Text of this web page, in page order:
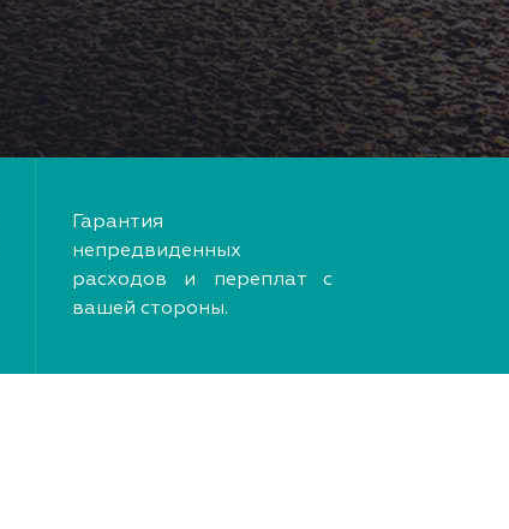
Гарантия
непредвиденных
расходов и переплат с
вашей стороны.